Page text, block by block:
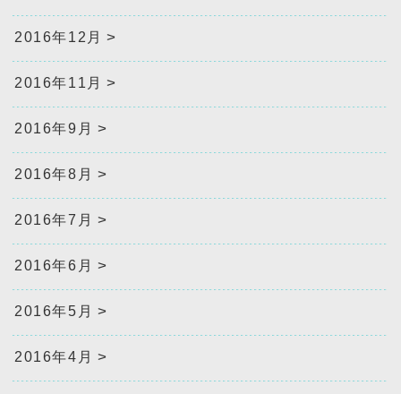
2016年12月
2016年11月
2016年9月
2016年8月
2016年7月
2016年6月
2016年5月
2016年4月